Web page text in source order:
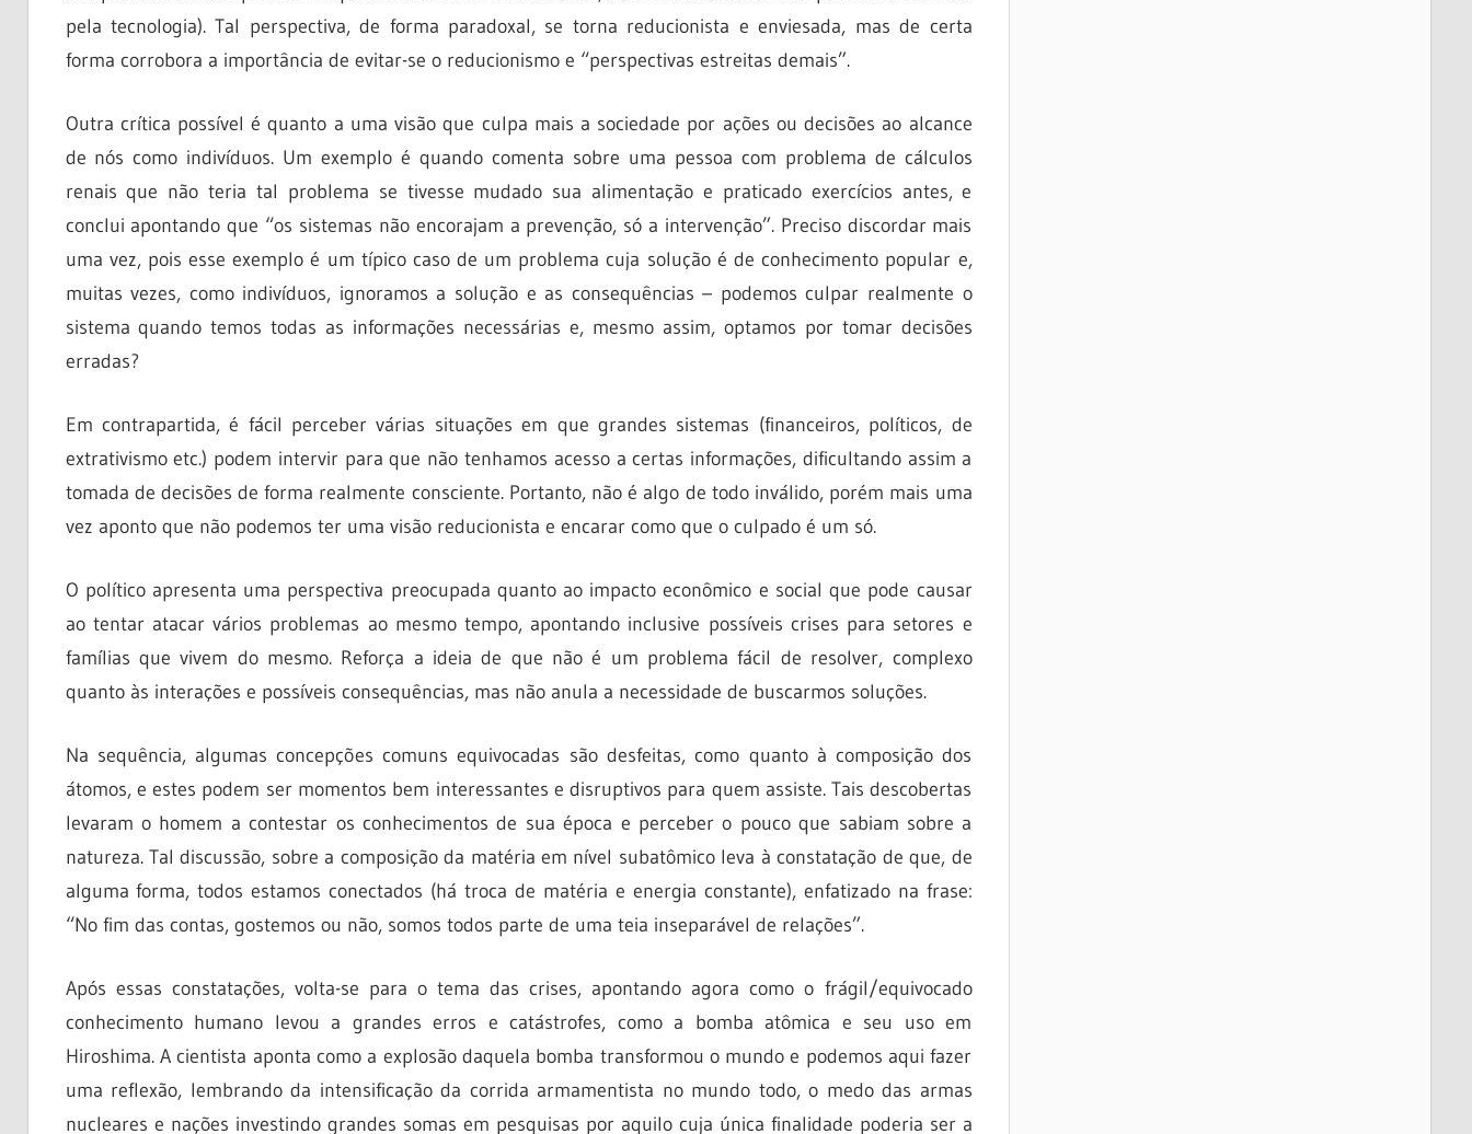
pela tecnologia). Tal perspectiva, de forma paradoxal, se torna reducionista e enviesada, mas de certa
forma corrobora a importância de evitar-se o reducionismo e “perspectivas estreitas demais”.
Outra crítica possível é quanto a uma visão que culpa mais a sociedade por ações ou decisões ao alcance
de nós como indivíduos. Um exemplo é quando comenta sobre uma pessoa com problema de cálculos
renais que não teria tal problema se tivesse mudado sua alimentação e praticado exercícios antes, e
conclui apontando que “os sistemas não encorajam a prevenção, só a intervenção”. Preciso discordar mais
uma vez, pois esse exemplo é um típico caso de um problema cuja solução é de conhecimento popular e,
muitas vezes, como indivíduos, ignoramos a solução e as consequências – podemos culpar realmente o
sistema quando temos todas as informações necessárias e, mesmo assim, optamos por tomar decisões
erradas?
Em contrapartida, é fácil perceber várias situações em que grandes sistemas (financeiros, políticos, de
extrativismo etc.) podem intervir para que não tenhamos acesso a certas informações, dificultando assim a
tomada de decisões de forma realmente consciente. Portanto, não é algo de todo inválido, porém mais uma
vez aponto que não podemos ter uma visão reducionista e encarar como que o culpado é um só.
O político apresenta uma perspectiva preocupada quanto ao impacto econômico e social que pode causar
ao tentar atacar vários problemas ao mesmo tempo, apontando inclusive possíveis crises para setores e
famílias que vivem do mesmo. Reforça a ideia de que não é um problema fácil de resolver, complexo
quanto às interações e possíveis consequências, mas não anula a necessidade de buscarmos soluções.
Na sequência, algumas concepções comuns equivocadas são desfeitas, como quanto à composição dos
átomos, e estes podem ser momentos bem interessantes e disruptivos para quem assiste. Tais descobertas
levaram o homem a contestar os conhecimentos de sua época e perceber o pouco que sabiam sobre a
natureza. Tal discussão, sobre a composição da matéria em nível subatômico leva à constatação de que, de
alguma forma, todos estamos conectados (há troca de matéria e energia constante), enfatizado na frase:
“No fim das contas, gostemos ou não, somos todos parte de uma teia inseparável de relações”.
Após essas constatações, volta-se para o tema das crises, apontando agora como o frágil/equivocado
conhecimento humano levou a grandes erros e catástrofes, como a bomba atômica e seu uso em
Hiroshima. A cientista aponta como a explosão daquela bomba transformou o mundo e podemos aqui fazer
uma reflexão, lembrando da intensificação da corrida armamentista no mundo todo, o medo das armas
nucleares e nações investindo grandes somas em pesquisas por aquilo cuja única finalidade poderia ser a